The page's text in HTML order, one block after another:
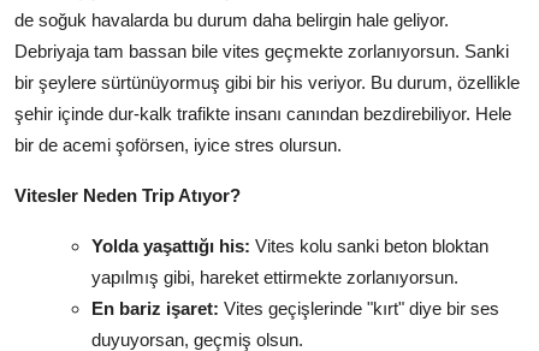
de soğuk havalarda bu durum daha belirgin hale geliyor.
Debriyaja tam bassan bile vites geçmekte zorlanıyorsun. Sanki
bir şeylere sürtünüyormuş gibi bir his veriyor. Bu durum, özellikle
şehir içinde dur-kalk trafikte insanı canından bezdirebiliyor. Hele
bir de acemi şoförsen, iyice stres olursun.
Vitesler Neden Trip Atıyor?
Yolda yaşattığı his: Vites kolu sanki beton bloktan
yapılmış gibi, hareket ettirmekte zorlanıyorsun.
En bariz işaret: Vites geçişlerinde "kırt" diye bir ses
duyuyorsan, geçmiş olsun.